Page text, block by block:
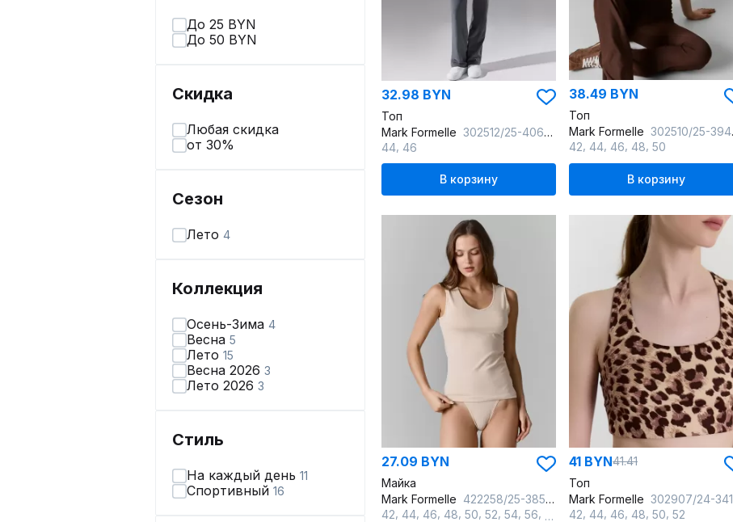
До 25 BYN
До 50 BYN
Скидка
Любая скидка
от 30%
Сезон
Лето 4
Коллекция
Осень-Зима 4
Весна 5
Лето 15
Весна 2026 3
Лето 2026 3
Стиль
На каждый день 11
Спортивный 16
32.98 BYN
Топ
Mark Formelle 302512/25-40608Ц-2 сталь_железо
44 46
В корзину
38.49 BYN
Топ
Mark Formelle 302510/25-39451Ц-2 шоколадное_мартини
42 44 46 48 50
В корзину
27.09 BYN
Майка
Mark Formelle 422258/25-38529Б-5 нюд
42 44 46 48 50 52 54 56
41 BYN41.41
Топ
Mark Formelle 302907/24-34157П-2 леопард
42 44 46 48 50 52